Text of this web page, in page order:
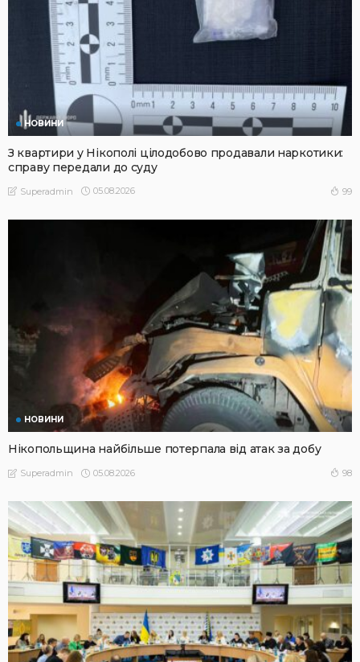
НОВИНИ
З квартири у Нікополі цілодобово продавали наркотики:
справу передали до суду
Superadmin 05.08.2026 99
НОВИНИ
Нікопольщина найбільше потерпала від атак за добу
Superadmin 05.08.2026 98